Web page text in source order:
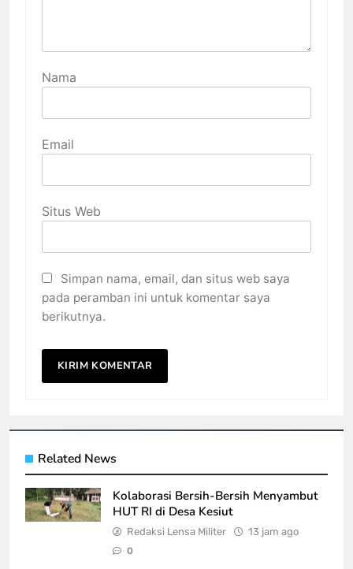
Nama
Email
Situs Web
Simpan nama, email, dan situs web saya
pada peramban ini untuk komentar saya
berikutnya.
Related News
Kolaborasi Bersih-Bersih Menyambut
HUT RI di Desa Kesiut
Redaksi Lensa Militer 13 jam ago
0